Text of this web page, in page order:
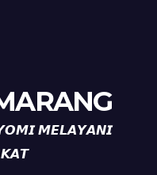
𝙈𝙀𝙇𝘼𝙔𝘼𝙉𝙄